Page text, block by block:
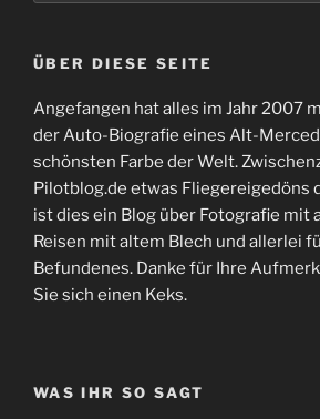
ÜBER DIESE SEITE
Angefangen hat alles im Jahr 2007
der Auto-Biografie eines Alt-
schönsten Farbe der Welt.
Pilotblog.de etwas Fliegereigedöns
ist dies ein Blog über Fotografie mit
Reisen mit altem Blech und allerlei
Befundenes. Danke für Ihre
Sie sich einen Keks.
WAS IHR SO SAGT